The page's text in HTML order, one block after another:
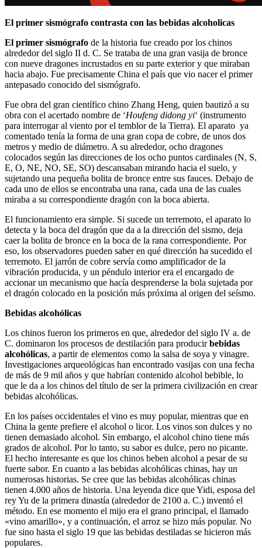
El primer sismógrafo contrasta con las bebidas alcoholicas
El primer sismógrafo de la historia fue creado por los chinos
alrededor del siglo II d. C. Se trataba de una gran vasija de bronce
con nueve dragones incrustados en su parte exterior y que miraban
hacia abajo. Fue precisamente China el país que vio nacer el primer
antepasado conocido del sismógrafo.
Fue obra del gran científico chino Zhang Heng, quien bautizó a su
obra con el acertado nombre de ‘Houfeng didong yi‘ (instrumento
para interrogar al viento por el temblor de la Tierra). El aparato ya
comentado tenía la forma de una gran copa de cobre, de unos dos
metros y medio de diámetro. A su alrededor, ocho dragones
colocados según las direcciones de los ocho puntos cardinales (N, S,
E, O, NE, NO, SE, SO) descansaban mirando hacia el suelo, y
sujetando una pequeña bolita de bronce entre sus fauces. Debajo de
cada uno de ellos se encontraba una rana, cada una de las cuales
miraba a su correspondiente dragón con la boca abierta.
El funcionamiento era simple. Si sucede un terremoto, el aparato lo
detecta y la boca del dragón que da a la dirección del sismo, deja
caer la bolita de bronce en la boca de la rana correspondiente. Por
eso, los observadores pueden saber en qué dirección ha sucedido el
terremoto. El jarrón de cobre servía como amplificador de la
vibración producida, y un péndulo interior era el encargado de
accionar un mecanismo que hacía desprenderse la bola sujetada por
el dragón colocado en la posición más próxima al origen del seísmo.
Bebidas alcohólicas
Los chinos fueron los primeros en que, alrededor del siglo IV a. de
C. dominaron los procesos de destilación para producirbebidas
alcohólicas, a partir de elementos como la salsa de soya y vinagre.
Investigaciones arqueológicas han encontrado vasijas con una fecha
de más de 9 mil años y que habrían contenido alcohol bebible, lo
que le da a los chinos del título de ser la primera civilización en crear
bebidas alcohólicas.
En los países occidentales el vino es muy popular, mientras que en
China la gente prefiere el alcohol o licor. Los vinos son dulces y no
tienen demasiado alcohol. Sin embargo, el alcohol chino tiene más
grados de alcohol. Por lo tanto, su sabor es dulce, pero no picante.
El hecho interesante es que los chinos beben alcohol a pesar de su
fuerte sabor. En cuanto a las bebidas alcohólicas chinas, hay un
numerosas historias. Se cree que las bebidas alcohólicas chinas
tienen 4.000 años de historia. Una leyenda dice que Yidi, esposa del
rey Yu de la primera dinastía (alrededor de 2100 a. C.) inventó el
método. En ese momento el mijo era el grano principal, el llamado
«vino amarillo», y a continuación, el arroz se hizo más popular. No
fue sino hasta el siglo 19 que las bebidas destiladas se hicieron más
populares.